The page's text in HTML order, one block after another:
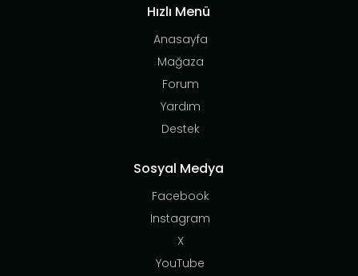
Hızlı Menü
Anasayfa
Mağaza
Forum
Yardım
Destek
Sosyal Medya
Facebook
Instagram
X
YouTube